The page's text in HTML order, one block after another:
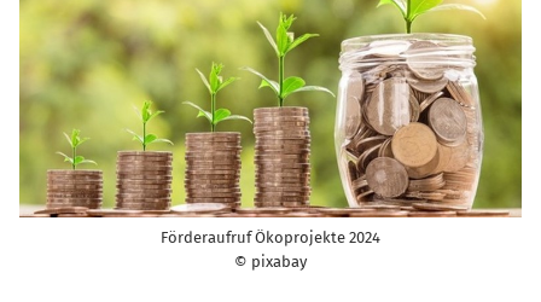
Förderaufruf Ökoprojekte 2024
© pixabay